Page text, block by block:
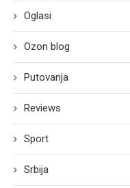
Oglasi
Ozon blog
Putovanja
Reviews
Sport
Srbija